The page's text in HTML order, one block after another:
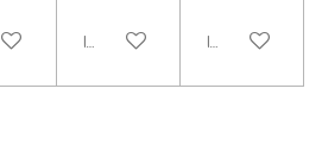
In winkelwagenIn